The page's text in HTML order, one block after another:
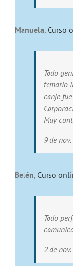
Manuela, Curso
Todo
temario
canje
Muy
9 de
Belén, Curso
Todo
2 de